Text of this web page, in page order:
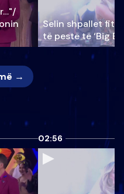
Selin shpallet
të pestë të ‘Big
→
02:56